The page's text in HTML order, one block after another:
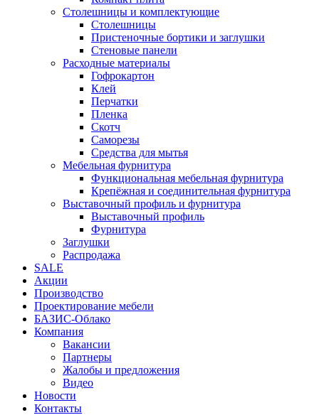
Столешницы и комплектующие
Столешницы
Пристеночные бортики и заглушки
Стеновые панели
Расходные материалы
Гофрокартон
Клей
Перчатки
Пленка
Скотч
Саморезы
Средства для мытья
Мебельная фурнитура
Функциональная мебельная фурнитура
Крепёжная и соединительная фурнитура
Выставочный профиль и фурнитура
Выставочный профиль
Фурнитура
Заглушки
Распродажа
SALE
Акции
Производство
Проектирование мебели
БАЗИС-Облако
Компания
Вакансии
Партнеры
Жалобы и предложения
Видео
Новости
Контакты